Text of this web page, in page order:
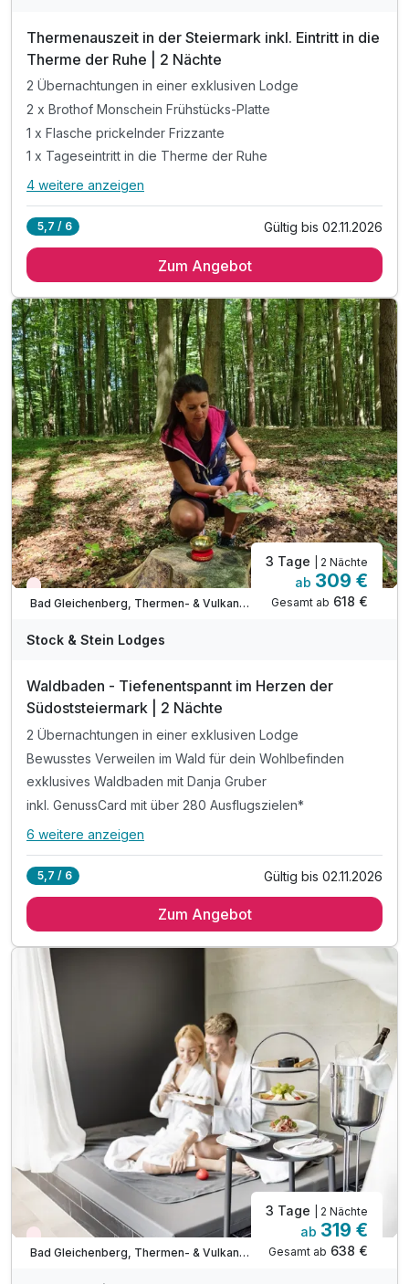
Thermenauszeit in der Steiermark inkl. Eintritt in die
Therme der Ruhe | 2 Nächte
2 Übernachtungen in einer exklusiven Lodge
2 x Brothof Monschein Frühstücks-Platte
1 x Flasche prickelnder Frizzante
1 x Tageseintritt in die Therme der Ruhe
Alle Inklusivleistungen
2 x Brothof Monschein Frühstücks-Platte
1 x Tageseintritt in die Therme der Ruhe
inkl. GenussCard mit über 280 Ausflugszielen*
inkl. voll ausgestattete Küchenzeile
inkl. Nespresso Kaffeemaschine
inkl. Parkplatz & W-LAN Nutzung
4 weitere anzeigen
5,7 / 6 Gültig bis 02.11.2026
Zum Angebot
Nur noch Restplätze
Bad Gleichenberg, Thermen- & Vulkanland Steiermark
3 Tage | 2 Nächte
ab 309 €
Gesamt ab 618 €
Stock & Stein Lodges
Waldbaden - Tiefenentspannt im Herzen der
Südoststeiermark | 2 Nächte
2 Übernachtungen in einer exklusiven Lodge
Bewusstes Verweilen im Wald für dein Wohlbefinden
exklusives Waldbaden mit Danja Gruber
inkl. GenussCard mit über 280 Ausflugszielen*
Alle Inklusivleistungen
Bewusstes Verweilen im Wald für dein Wohlbefinden
inkl. GenussCard mit über 280 Ausflugszielen*
*Weinverkostung am Weinhof Wurzinger od. Ulrich
*Gölles Manufaktur für Edlen Brand & Feinen Essig
*Berghofer Mühle
TIPP: Brothof Monschein Frühstücks-Platte
TIPP: Einfach FiTZ in der Delikaterie
TIPP: Das LiebEck
6 weitere anzeigen
5,7 / 6 Gültig bis 02.11.2026
Zum Angebot
Nur noch Restplätze
Bad Gleichenberg, Thermen- & Vulkanland Steiermark
3 Tage | 2 Nächte
ab 319 €
Gesamt ab 638 €